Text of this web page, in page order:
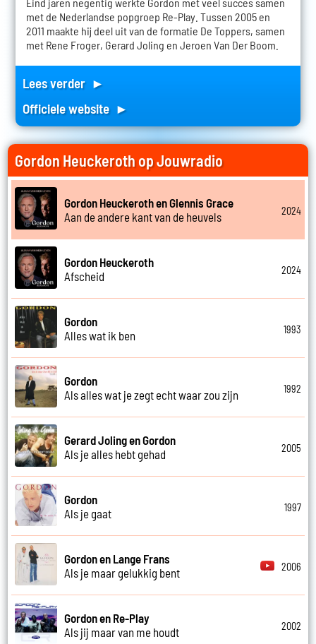
met de Nederlandse popgroep Re-Play. Tussen 2005 en
2011 maakte hij deel uit van de formatie De Toppers, samen
met Rene Froger, Gerard Joling en Jeroen Van Der Boom.
Lees verder ►
Officiele website ►
Gordon Heuckeroth op Jouwradio
Gordon Heuckeroth en Glennis Grace
Aan de andere kant van de heuvels
2024
Gordon Heuckeroth
Afscheid
2024
Gordon
Alles wat ik ben
1993
Gordon
Als alles wat je zegt echt waar zou zijn
1992
Gerard Joling en Gordon
Als je alles hebt gehad
2005
Gordon
Als je gaat
1997
Gordon en Lange Frans
Als je maar gelukkig bent
2006
Gordon en Re-Play
Als jij maar van me houdt
2002